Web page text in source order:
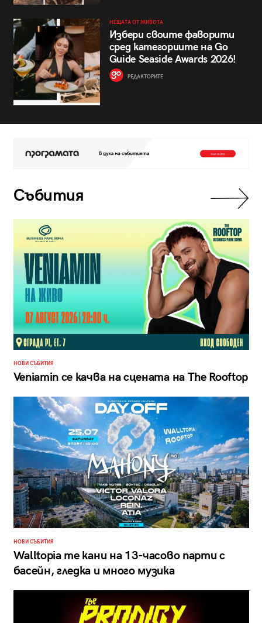
НЕЩАТА ОТ ЖИВОТА
Избери своите фаворити
сред категориите на Go
Guide Seaside Awards 2026!
РЕДАКТОРИТЕ
Събития
НОВИ СЪБИТИЯ
Veniamin се качва на сцената на The Rooftop
НОВИ СЪБИТИЯ
Walltopia те кани на 13-часово парти с
басейн, гледка и много музика